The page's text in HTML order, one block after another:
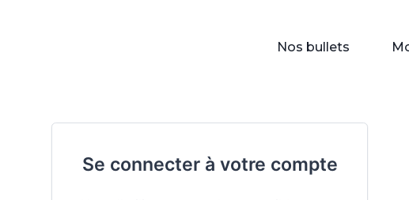
Nos bullets
Se connecter à votre compte